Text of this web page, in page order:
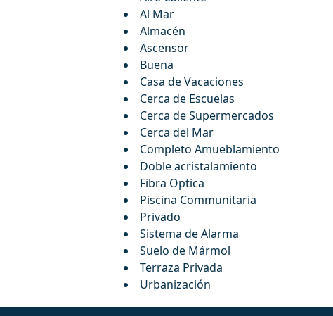
Al Mar
Almacén
Ascensor
Buena
Casa de Vacaciones
Cerca de Escuelas
Cerca de Supermercados
Cerca del Mar
Completo Amueblamiento
Doble acristalamiento
Fibra Optica
Piscina Communitaria
Privado
Sistema de Alarma
Suelo de Mármol
Terraza Privada
Urbanización